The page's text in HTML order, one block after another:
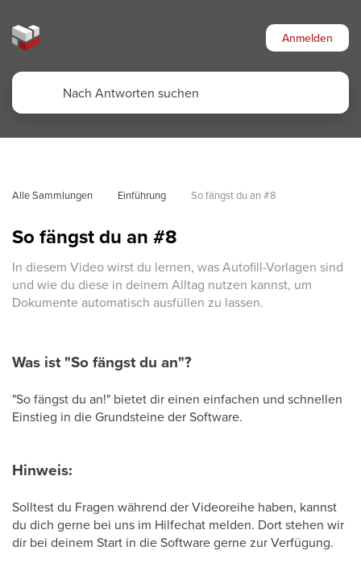
Anmelden
Alle Sammlungen Einführung So fängst du an #8
So fängst du an #8
In diesem Video wirst du lernen, was Autofill-Vorlagen sind
und wie du diese in deinem Alltag nutzen kannst, um
Dokumente automatisch ausfüllen zu lassen.
Was ist "So fängst du an"?
"So fängst du an!" bietet dir einen einfachen und schnellen
Einstieg in die Grundsteine der Software.
Hinweis:
Solltest du Fragen während der Videoreihe haben, kannst
du dich gerne bei uns im Hilfechat melden. Dort stehen wir
dir bei deinem Start in die Software gerne zur Verfügung.